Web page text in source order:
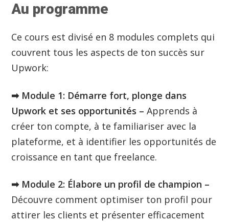
Au programme
Ce cours est divisé en 8 modules complets qui
couvrent tous les aspects de ton succès sur
Upwork:
➡︎ Module 1: Démarre fort, plonge dans
Upwork et ses opportunités – Apprends à
créer ton compte, à te familiariser avec la
plateforme, et à identifier les opportunités de
croissance en tant que freelance.
➡︎ Module 2: Élabore un profil de champion –
Découvre comment optimiser ton profil pour
attirer les clients et présenter efficacement